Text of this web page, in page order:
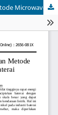
Pelindian Nikel dari Bijih Nikel Laterit dengan Metode Microwave Sebagai Aplikasi Katoda Baterai